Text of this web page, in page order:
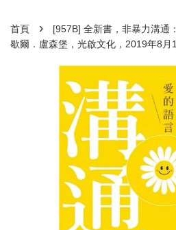
首頁 ›
[957B] 全新書，非暴力溝通
歇爾．盧森堡，光啟文化，2019年8月